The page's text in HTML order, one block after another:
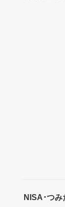
NISA･つ